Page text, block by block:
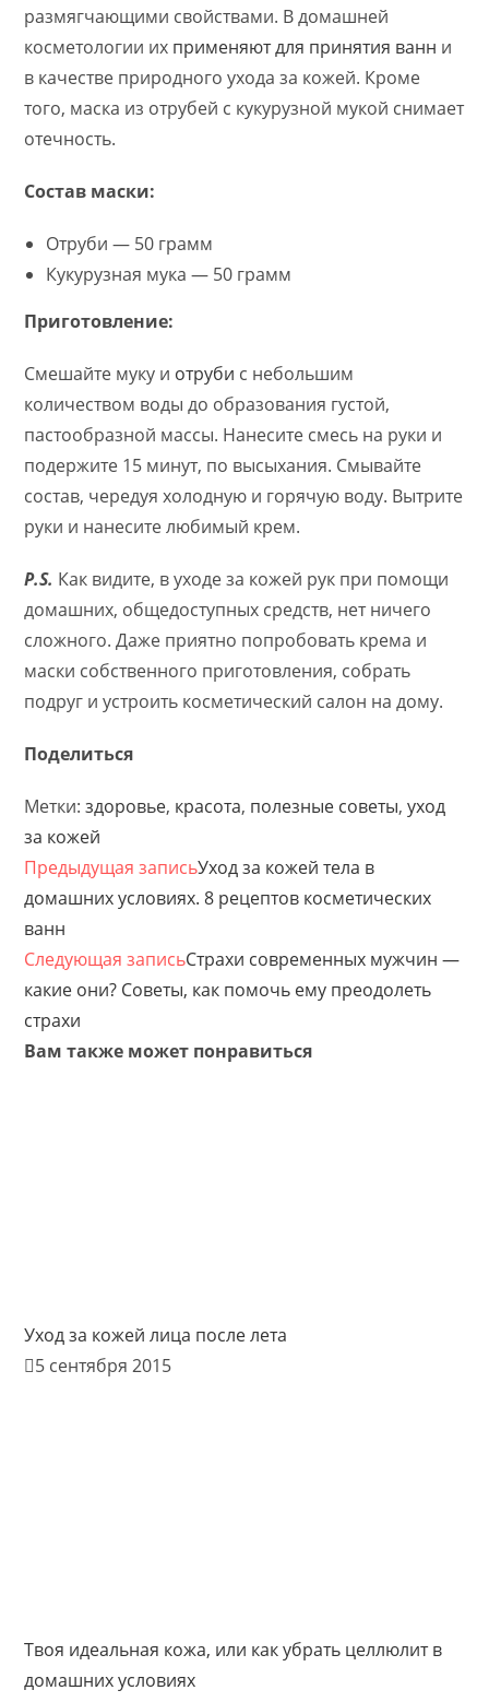
размягчающими свойствами. В домашней
косметологии их применяют для принятия ванн и
в качестве природного ухода за кожей. Кроме
того, маска из отрубей с кукурузной мукой снимает
отечность.
Состав маски:
Отруби — 50 грамм
Кукурузная мука — 50 грамм
Приготовление:
Смешайте муку и отруби с небольшим
количеством воды до образования густой,
пастообразной массы. Нанесите смесь на руки и
подержите 15 минут, по высыхания. Смывайте
состав, чередуя холодную и горячую воду. Вытрите
руки и нанесите любимый крем.
P.S. Как видите, в уходе за кожей рук при помощи
домашних, общедоступных средств, нет ничего
сложного. Даже приятно попробовать крема и
маски собственного приготовления, собрать
подруг и устроить косметический салон на дому.
Поделиться
Метки:здоровье, красота, полезные советы, уход
за кожей
Предыдущая записьУход за кожей тела в
домашних условиях. 8 рецептов косметических
ванн
Следующая записьСтрахи современных мужчин —
какие они? Советы, как помочь ему преодолеть
страхи
Вам также может понравиться
Уход за кожей лица после лета
5 сентября 2015
Твоя идеальная кожа, или как убрать целлюлит в
домашних условиях